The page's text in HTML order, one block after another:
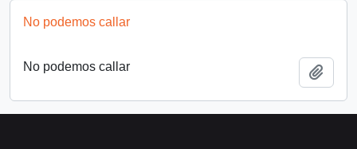
No podemos callar
No podemos callar